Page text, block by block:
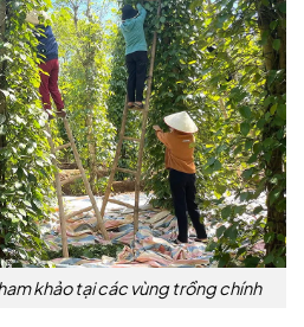
khảo tại các vùng trồng chính